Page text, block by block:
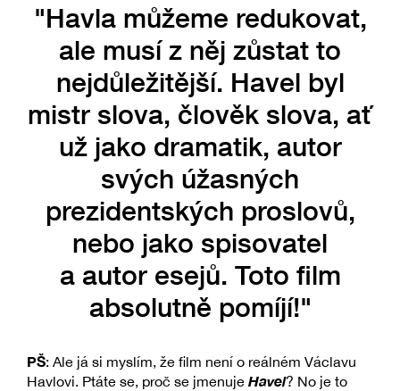
"Havla můžeme redukovat,
ale musí z něj zůstat to
nejdůležitější. Havel byl
mistr slova, člověk slova, ať
už jako dramatik, autor
svých úžasných
prezidentských proslovů,
nebo jako spisovatel
a autor esejů. Toto film
absolutně pomíjí!"
PŠ: Ale já si myslím, že film není o reálném Václavu
Havlovi. Ptáte se, proč se jmenuje Havel? No je to